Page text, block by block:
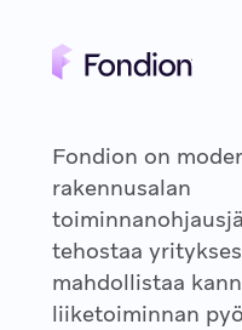
Fondion on
rakennusalan
tehostaa
mahdollistaa
liiketoiminnan